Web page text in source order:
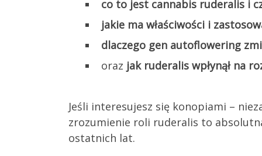
co to jest cannabis ruderalis i
jakie ma właściwości i
dlaczego gen autoflowering
oraz jak ruderalis wpłynął na
Jeśli interesujesz się konopiami –
zrozumienie roli ruderalis to
ostatnich lat.